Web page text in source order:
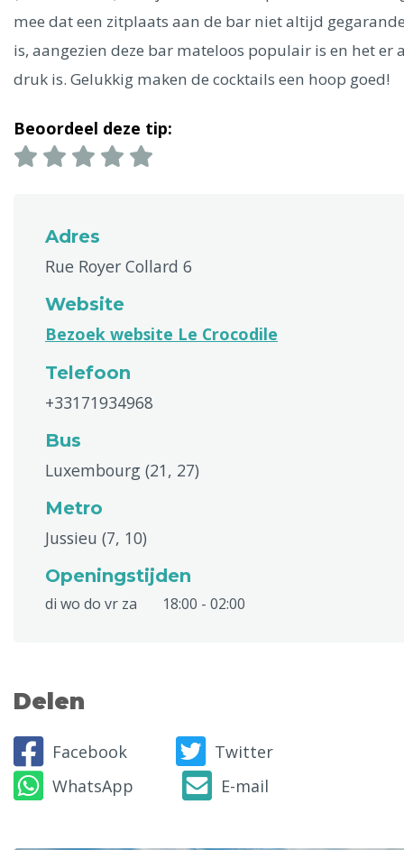
Madrid
Vancouver
Alles bekijken
mee dat een zitplaats aan de bar niet altijd
is, aangezien deze bar mateloos populair is en het er
druk is. Gelukkig maken de cocktails een hoop goed!
Beoordeel deze tip:
Adres
Rue Royer Collard 6
Website
Bezoek website Le Crocodile
Telefoon
+33171934968
Bus
Luxembourg (21, 27)
Metro
Jussieu (7, 10)
Openingstijden
di wo do vr za 18:00 - 02:00
Delen
Facebook
Twitter
WhatsApp
E-mail